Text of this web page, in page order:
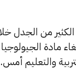
من الجدل
مادة الجيولوجيا
والتعليم أمس.